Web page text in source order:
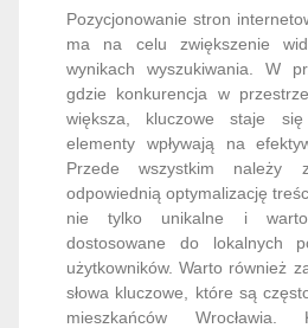
Pozycjonowanie stron
ma na celu zwiększenie
wynikach wyszukiwania. W
gdzie konkurencja w
większa, kluczowe staje
elementy wpływają na
Przede wszystkim należy
odpowiednią optymalizację
nie tylko unikalne i
dostosowane do lokalnych
użytkowników. Warto również
słowa kluczowe, które są
mieszkańców Wrocławia.